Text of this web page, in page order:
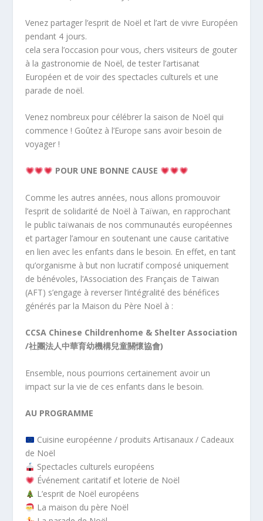
Venez partager l’esprit de Noël et l’art de vivre Européen
pendant 4 jours.
cela sera l’occasion pour vous, chers visiteurs de gouter
à la gastronomie de Noël, de tester l’artisanat
Européen et de voir des spectacles culturels et une
parade de noël.
Venez nombreux pour célébrer la saison de Noël qui
commence ! Goûtez à l’Europe sans avoir besoin de
voyager !
POUR UNE BONNE CAUSE
Comme les autres années, nous allons promouvoir
l’esprit de solidarité de Noël à Taïwan, en rapprochant
le public taïwanais de nos communautés européennes
et partager l’amour en soutenant une cause caritative
en lien avec les enfants dans le besoin. En effet, en tant
qu’organisme à but non lucratif composé uniquement
de bénévoles, l’Association des Français de Taiwan
(AFT) s’engage à reverser l’intégralité des bénéfices
générés par la Maison du Père Noël à :
CCSA Chinese Childrenhome & Shelter Association
/社團法人中華育幼機構兒童關懷協會)
Ensemble, nous pourrions certainement avoir un
impact sur la vie de ces enfants dans le besoin.
AU PROGRAMME
Cuisine européenne / produits Artisanaux / Cadeaux
de Noël
Spectacles culturels européens
Événement caritatif et loterie de Noël
L’esprit de Noël européens
La maison du père Noël